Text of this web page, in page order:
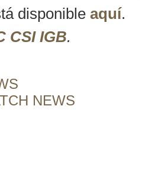
disponible aquí.
CSI IGB.
NEWS